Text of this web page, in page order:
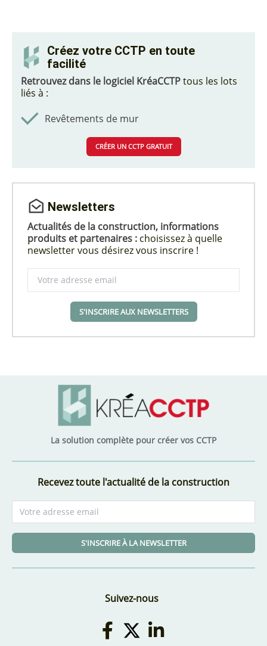
Créez votre CCTP en toute
facilité
Retrouvez dans le logiciel KréaCCTPtous les lots
liés à :
Revêtements de mur
CRÉER UN CCTP GRATUIT
Newsletters
Actualités de la construction, informations
produits et partenaires : choisissez à quelle
newsletter vous désirez vous inscrire !
S'INSCRIRE AUX NEWSLETTERS
La solution complète pour créer vos CCTP
Recevez toute l'actualité de la construction
S'INSCRIRE À LA NEWSLETTER
Suivez-nous